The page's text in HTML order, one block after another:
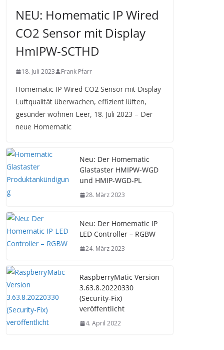
NEU: Homematic IP Wired
CO2 Sensor mit Display
HmIPW-SCTHD
18. Juli 2023 Frank Pfarr
Homematic IP Wired CO2 Sensor mit Display
Luftqualität überwachen, effizient lüften,
gesünder wohnen Leer, 18. Juli 2023 – Der
neue Homematic
Neu: Der Homematic
Glastaster HMIPW-WGD
und HMIP-WGD-PL
28. März 2023
Neu: Der Homematic IP
LED Controller – RGBW
24. März 2023
RaspberryMatic Version
3.63.8.20220330
(Security-Fix)
veröffentlicht
4. April 2022